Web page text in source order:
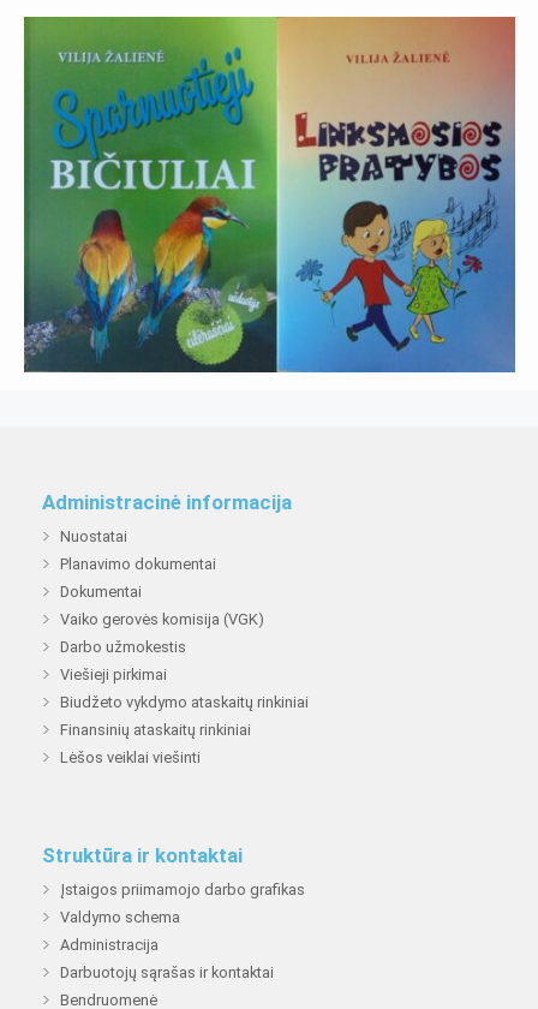
Administracinė informacija
Nuostatai
Planavimo dokumentai
Dokumentai
Vaiko gerovės komisija (VGK)
Darbo užmokestis
Viešieji pirkimai
Biudžeto vykdymo ataskaitų rinkiniai
Finansinių ataskaitų rinkiniai
Lėšos veiklai viešinti
Struktūra ir kontaktai
Įstaigos priimamojo darbo grafikas
Valdymo schema
Administracija
Darbuotojų sąrašas ir kontaktai
Bendruomenė